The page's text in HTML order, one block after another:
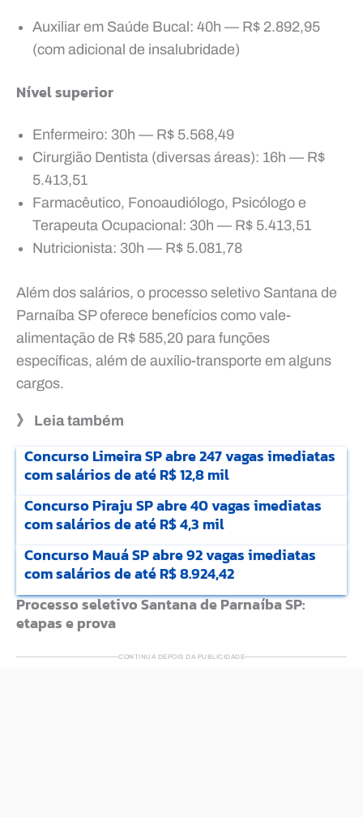
Auxiliar em Saúde Bucal: 40h — R$ 2.892,95
(com adicional de insalubridade)
Nível superior
Enfermeiro: 30h — R$ 5.568,49
Cirurgião Dentista (diversas áreas): 16h — R$
5.413,51
Farmacêutico, Fonoaudiólogo, Psicólogo e
Terapeuta Ocupacional: 30h — R$ 5.413,51
Nutricionista: 30h — R$ 5.081,78
Além dos salários, o processo seletivo Santana de
Parnaíba SP oferece benefícios como vale-
alimentação de R$ 585,20 para funções
específicas, além de auxílio-transporte em alguns
cargos.
》 Leia também
Concurso Limeira SP abre 247 vagas imediatas
com salários de até R$ 12,8 mil
Concurso Piraju SP abre 40 vagas imediatas
com salários de até R$ 4,3 mil
Concurso Mauá SP abre 92 vagas imediatas
com salários de até R$ 8.924,42
Processo seletivo Santana de Parnaíba SP:
etapas e prova
CONTINUA DEPOIS DA PUBLICIDADE